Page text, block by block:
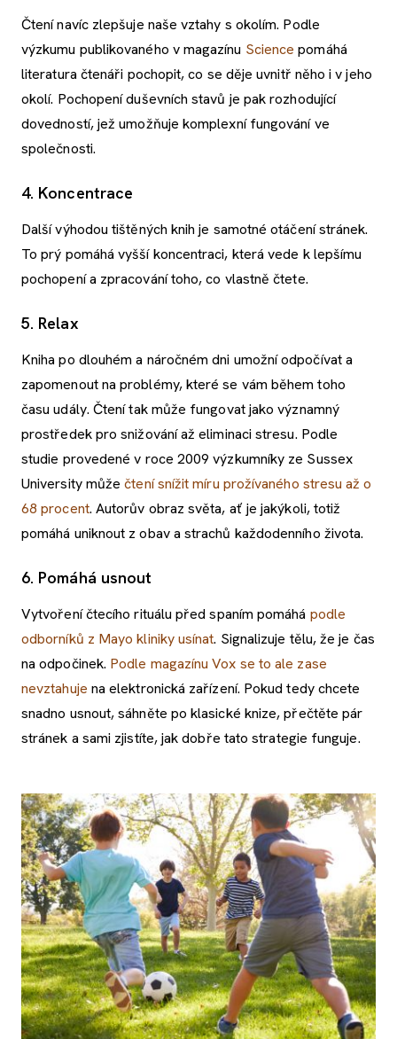
Čtení navíc zlepšuje naše vztahy s okolím. Podle
výzkumu publikovaného v magazínu Science pomáhá
literatura čtenáři pochopit, co se děje uvnitř něho i v jeho
okolí. Pochopení duševních stavů je pak rozhodující
dovedností, jež umožňuje komplexní fungování ve
společnosti.
4. Koncentrace
Další výhodou tištěných knih je samotné otáčení stránek.
To prý pomáhá vyšší koncentraci, která vede k lepšímu
pochopení a zpracování toho, co vlastně čtete.
5. Relax
Kniha po dlouhém a náročném dni umožní odpočívat a
zapomenout na problémy, které se vám během toho
času udály. Čtení tak může fungovat jako významný
prostředek pro snižování až eliminaci stresu. Podle
studie provedené v roce 2009 výzkumníky ze Sussex
University můžečtení snížit míru prožívaného stresu až o
68 procent. Autorův obraz světa, ať je jakýkoli, totiž
pomáhá uniknout z obav a strachů každodenního života.
6. Pomáhá usnout
Vytvoření čtecího rituálu před spaním pomáhá podle
odborníků z Mayo kliniky usínat. Signalizuje tělu, že je čas
na odpočinek. Podle magazínu Vox se to ale zase
nevztahuje na elektronická zařízení. Pokud tedy chcete
snadno usnout, sáhněte po klasické knize, přečtěte pár
stránek a sami zjistíte, jak dobře tato strategie funguje.